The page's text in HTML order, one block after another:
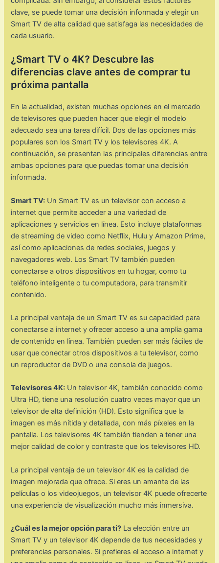
clave, se puede tomar una decisión informada y elegir un
Smart TV de alta calidad que satisfaga las necesidades de
cada usuario.
¿Smart TV o 4K? Descubre las
diferencias clave antes de comprar tu
próxima pantalla
En la actualidad, existen muchas opciones en el mercado
de televisores que pueden hacer que elegir el modelo
adecuado sea una tarea difícil. Dos de las opciones más
populares son los Smart TV y los televisores 4K. A
continuación, se presentan las principales diferencias entre
ambas opciones para que puedas tomar una decisión
informada.
Smart TV: Un Smart TV es un televisor con acceso a
internet que permite acceder a una variedad de
aplicaciones y servicios en línea. Esto incluye plataformas
de streaming de video como Netflix, Hulu y Amazon Prime,
así como aplicaciones de redes sociales, juegos y
navegadores web. Los Smart TV también pueden
conectarse a otros dispositivos en tu hogar, como tu
teléfono inteligente o tu computadora, para transmitir
contenido.
La principal ventaja de un Smart TV es su capacidad para
conectarse a internet y ofrecer acceso a una amplia gama
de contenido en línea. También pueden ser más fáciles de
usar que conectar otros dispositivos a tu televisor, como
un reproductor de DVD o una consola de juegos.
Televisores 4K: Un televisor 4K, también conocido como
Ultra HD, tiene una resolución cuatro veces mayor que un
televisor de alta definición (HD). Esto significa que la
imagen es más nítida y detallada, con más píxeles en la
pantalla. Los televisores 4K también tienden a tener una
mejor calidad de color y contraste que los televisores HD.
La principal ventaja de un televisor 4K es la calidad de
imagen mejorada que ofrece. Si eres un amante de las
películas o los videojuegos, un televisor 4K puede ofrecerte
una experiencia de visualización mucho más inmersiva.
¿Cuál es la mejor opción para ti? La elección entre un
Smart TV y un televisor 4K depende de tus necesidades y
preferencias personales. Si prefieres el acceso a internet y